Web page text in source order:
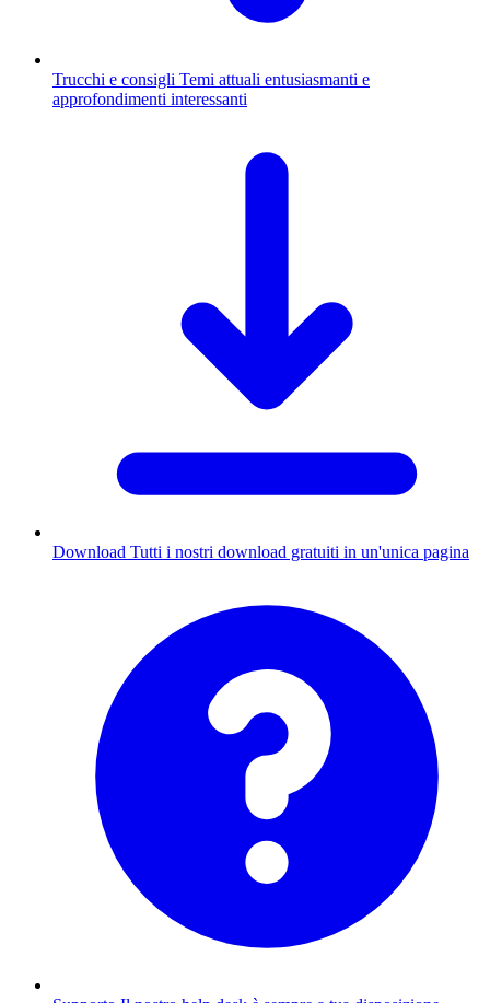
Trucchi e consigli Temi attuali entusiasmanti e
approfondimenti interessanti
Download Tutti i nostri download gratuiti in un'unica pagina